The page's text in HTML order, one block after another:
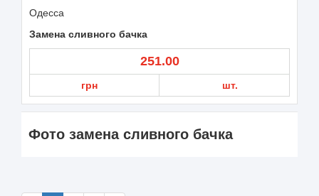
Одесса
Замена сливного бачка
251.00
грн шт.
Фото замена сливного бачка